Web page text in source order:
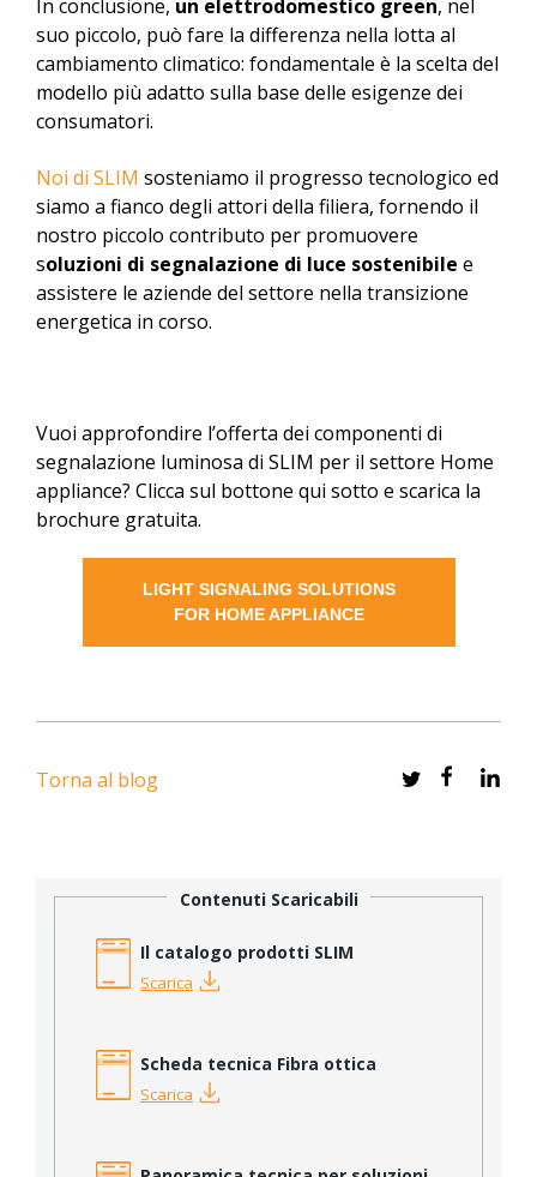
In conclusione, un elettrodomestico green, nel
suo piccolo, può fare la differenza nella lotta al
cambiamento climatico: fondamentale è la scelta del
modello più adatto sulla base delle esigenze dei
consumatori.
Noi di SLIM sosteniamo il progresso tecnologico ed
siamo a fianco degli attori della filiera, fornendo il
nostro piccolo contributo per promuovere
soluzioni di segnalazione di luce sostenibile e
assistere le aziende del settore nella transizione
energetica in corso.
Vuoi approfondire l’offerta dei componenti di
segnalazione luminosa di SLIM per il settore Home
appliance? Clicca sul bottone qui sotto e scarica la
brochure gratuita.
LIGHT SIGNALING SOLUTIONS
FOR HOME APPLIANCE
Torna al blog
Contenuti Scaricabili
Il catalogo prodotti SLIM
Scarica
Scheda tecnica Fibra ottica
Scarica